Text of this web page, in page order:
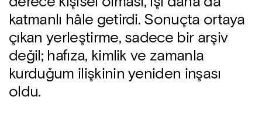
katmanlı hâle getirdi. Sonuçta ortaya
çıkan yerleştirme, sadece bir arşiv
değil; hafıza, kimlik ve zamanla
kurduğum ilişkinin yeniden inşası
oldu.